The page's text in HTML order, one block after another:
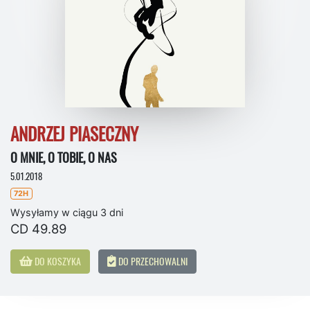
ANDRZEJ PIASECZNY
O MNIE, O TOBIE, O NAS
5.01.2018
72H
Wysyłamy w ciągu 3 dni
CD 49.89
DO KOSZYKA DO PRZECHOWALNI